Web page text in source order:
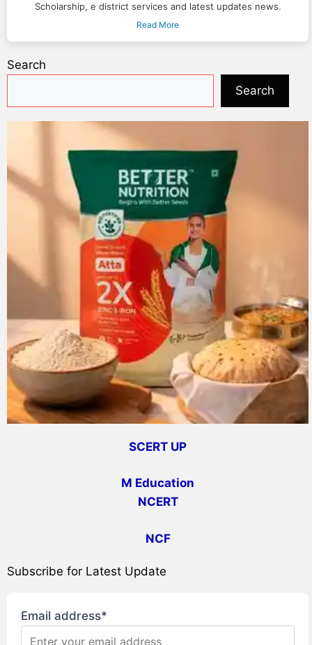
Scholarship, e district services and latest updates news.
Read More
Search
Search
SCERT UP
M Education
NCERT
NCF
Subscribe for Latest Update
Email address*